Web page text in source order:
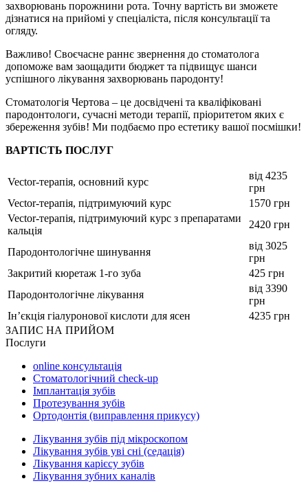
захворювань порожнини рота. Точну вартість ви зможете
дізнатися на прийомі у спеціаліста, після консультації та
огляду.
Важливо! Своєчасне раннє звернення до стоматолога
допоможе вам заощадити бюджет та підвищує шанси
успішного лікування захворювань пародонту!
Стоматологія Чертова – це досвідчені та кваліфіковані
пародонтологи, сучасні методи терапії, пріоритетом яких є
збереження зубів! Ми подбаємо про естетику вашої посмішки!
ВАРТІСТЬ ПОСЛУГ
Vector-терапія, основний курс
від 4235
грн
Vector-терапія, підтримуючий курс
1570 грн
Vector-терапія, підтримуючий курс з препаратами
кальція
2420 грн
Пародонтологічне шинування
від 3025
грн
Закритий кюретаж 1-го зуба
425 грн
Пародонтологічне лікування
від 3390
грн
Ін’єкція гіалуронової кислоти для ясен
4235 грн
ЗАПИС НА ПРИЙОМ
Послуги
online консультація
Стоматологічний check-up
Імплантація зубів
Протезування зубів
Ортодонтія (виправлення прикусу)
Лікування зубів під мікроскопом
Лікування зубів уві сні (седація)
Лікування карієсу зубів
Лікування зубних каналів